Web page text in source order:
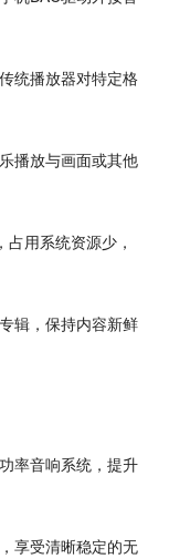
传统播放器对特定格
播放与画面或其他
占用系统资源少，
专辑，保持内容新鲜
率音响系统，提升
享受清晰稳定的无